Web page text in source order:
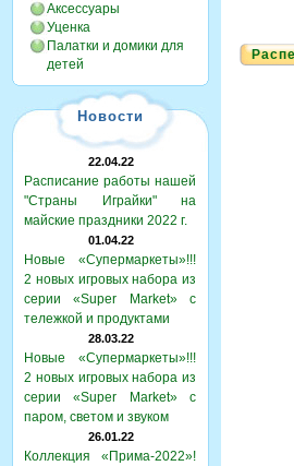
Аксессуары
Уценка
Палатки и домики для
детей
Новости
22.04.22
Расписание работы нашей
"Страны Играйки" на
майские праздники 2022 г.
01.04.22
Новые «Супермаркеты»!!!
2 новых игровых набора из
серии «Super Market» с
тележкой и продуктами
28.03.22
Новые «Супермаркеты»!!!
2 новых игровых набора из
серии «Super Market» с
паром, светом и звуком
26.01.22
Коллекция «Прима-2022»!